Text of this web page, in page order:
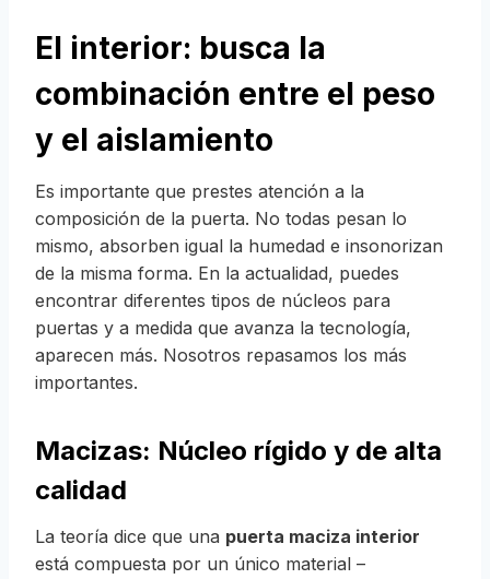
El interior: busca la
combinación entre el peso
y el aislamiento
Es importante que prestes atención a la
composición de la puerta. No todas pesan lo
mismo, absorben igual la humedad e insonorizan
de la misma forma. En la actualidad, puedes
encontrar diferentes tipos de núcleos para
puertas y a medida que avanza la tecnología,
aparecen más. Nosotros repasamos los más
importantes.
Macizas: Núcleo rígido y de alta
calidad
La teoría dice que una puerta maciza interior
está compuesta por un único material –